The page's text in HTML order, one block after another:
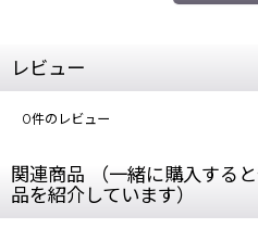
レビュー
0件のレビュー
関連商品 （一緒に購入する
品を紹介しています）